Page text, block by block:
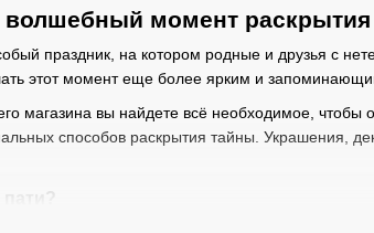
волшебный момент
праздник, на котором родные и друзья с
этот момент еще более ярким и
магазина вы найдете всё необходимое,
способов раскрытия тайны. Украшения,